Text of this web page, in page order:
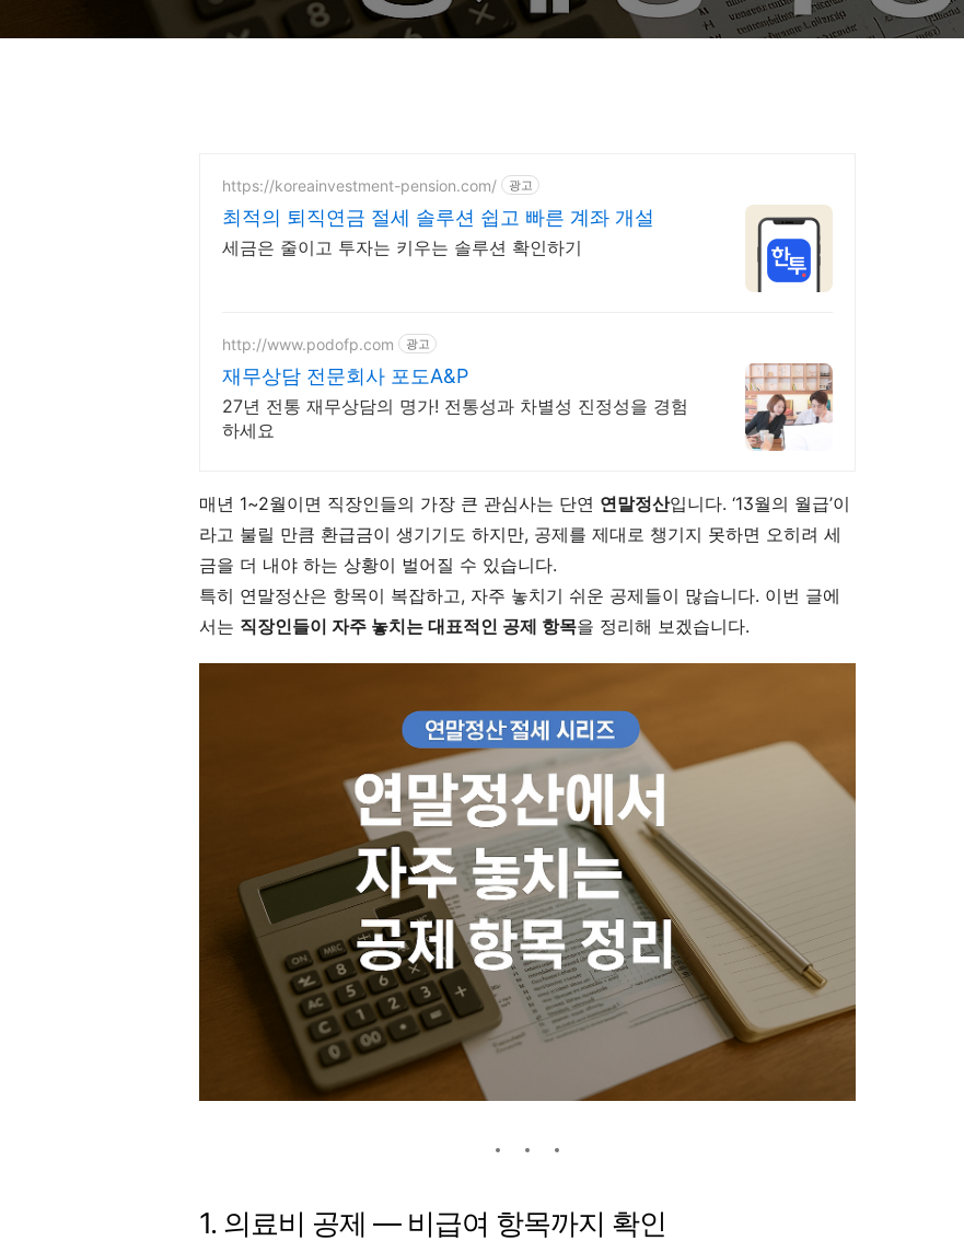
https://koreainvestment-pension.com/ 광고
최적의 퇴직연금 절세 솔루션 쉽고 빠른 계좌 개설
세금은 줄이고 투자는 키우는 솔루션 확인하기
http://www.podofp.com 광고
재무상담 전문회사 포도A&P
27년 전통 재무상담의 명가! 전통성과 차별성 진정성을 경험
하세요
매년 1~2월이면 직장인들의 가장 큰 관심사는 단연 연말정산입니다. ‘13월의 월급’이
라고 불릴 만큼 환급금이 생기기도 하지만, 공제를 제대로 챙기지 못하면 오히려 세
금을 더 내야 하는 상황이 벌어질 수 있습니다.
특히 연말정산은 항목이 복잡하고, 자주 놓치기 쉬운 공제들이 많습니다. 이번 글에
서는 직장인들이 자주 놓치는 대표적인 공제 항목을 정리해 보겠습니다.
1. 의료비 공제 — 비급여 항목까지 확인